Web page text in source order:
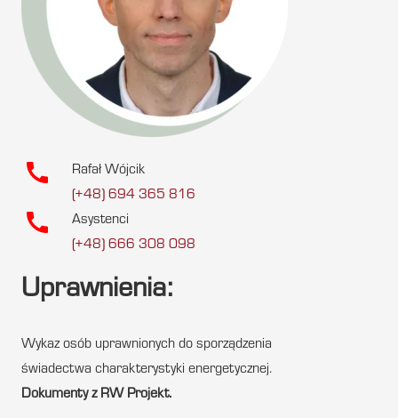
call
Rafał Wójcik
(+48) 694 365 816
call
Asystenci
(+48) 666 308 098
Uprawnienia:
Wykaz osób uprawnionych do sporządzenia
świadectwa charakterystyki energetycznej.
Dokumenty z RW Projekt.